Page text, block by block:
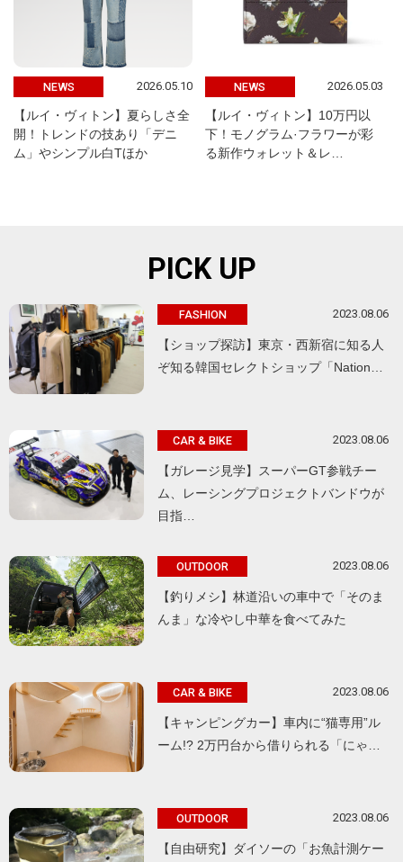
NEWS 2026.05.10
【ルイ・ヴィトン】夏らしさ全
開！トレンドの技あり「デニ
ム」やシンプル白Tほか
NEWS 2026.05.03
【ルイ・ヴィトン】10万円以
下！モノグラム·フラワーが彩
る新作ウォレット＆レ…
PICK UP
FASHION 2023.08.06
【ショップ探訪】東京・西新宿に知る人
ぞ知る韓国セレクトショップ「Nation…
CAR & BIKE 2023.08.06
【ガレージ見学】スーパーGT参戦チー
ム、レーシングプロジェクトバンドウが
目指…
OUTDOOR 2023.08.06
【釣りメシ】林道沿いの車中で「そのま
んま」な冷やし中華を食べてみた
CAR & BIKE 2023.08.06
【キャンピングカー】車内に“猫専用”ル
ーム!? 2万円台から借りられる「にゃ…
OUTDOOR 2023.08.06
【自由研究】ダイソーの「お魚計測ケー